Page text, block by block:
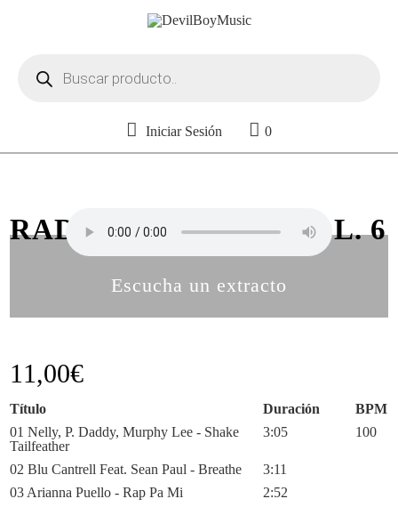
productos
Iniciar Sesión 0
RADIKAL HIPHOP VOL. 6
Escucha un extracto
11,00€
Título Duración
BPM
01 Nelly, P. Daddy, Murphy Lee - Shake
Tailfeather
3:05 100
02 Blu Cantrell Feat. Sean Paul - Breathe
3:11
03 Arianna Puello - Rap Pa Mi
2:52